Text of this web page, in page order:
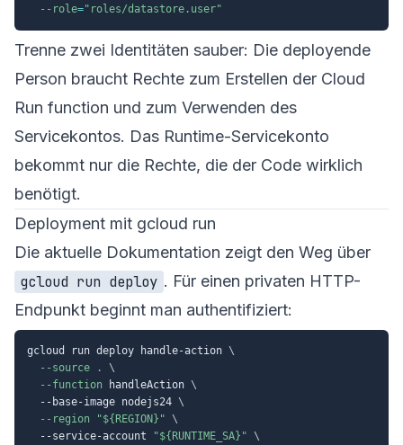
--role="roles/datastore.user"
Trenne zwei Identitäten sauber: Die deployende
Person braucht Rechte zum Erstellen der Cloud
Run function und zum Verwenden des
Servicekontos. Das Runtime-Servicekonto
bekommt nur die Rechte, die der Code wirklich
benötigt.
Deployment mit gcloud run
Die aktuelle Dokumentation zeigt den Weg über
gcloud run deploy . Für einen privaten HTTP-
Endpunkt beginnt man authentifiziert:
gcloud run deploy handle-action \
--source
.
\
--function handleAction \
  --base-image nodejs24
\
--region
"${REGION} " \
  --service-account
"${RUNTIME_SA} " \